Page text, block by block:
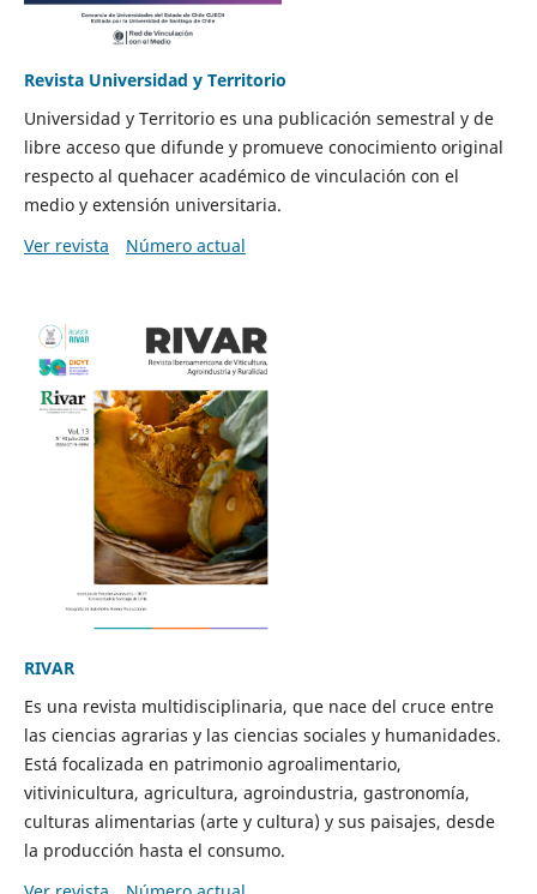
Revista Universidad y Territorio
Universidad y Territorio es una publicación semestral y de
libre acceso que difunde y promueve conocimiento original
respecto al quehacer académico de vinculación con el
medio y extensión universitaria.
Ver revista
Número actual
RIVAR
Es una revista multidisciplinaria, que nace del cruce entre
las ciencias agrarias y las ciencias sociales y humanidades.
Está focalizada en patrimonio agroalimentario,
vitivinicultura, agricultura, agroindustria, gastronomía,
culturas alimentarias (arte y cultura) y sus paisajes, desde
la producción hasta el consumo.